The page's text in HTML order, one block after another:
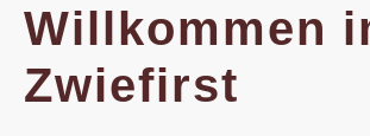
Willkommen
Zwiefirst